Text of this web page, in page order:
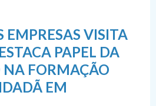
VISITA
PAPEL DA
FORMAÇÃO
EM